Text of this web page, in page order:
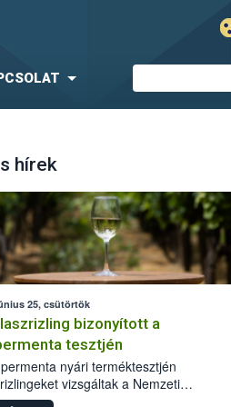
hírek
25, csütörtök
bizonyított a
tesztjén
nyári terméktesztjén
vizsgáltak a Nemzeti
biztonsági Hivatal (Nébih)